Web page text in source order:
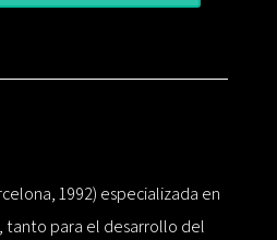
1992) especializada en
tanto para el desarrollo del